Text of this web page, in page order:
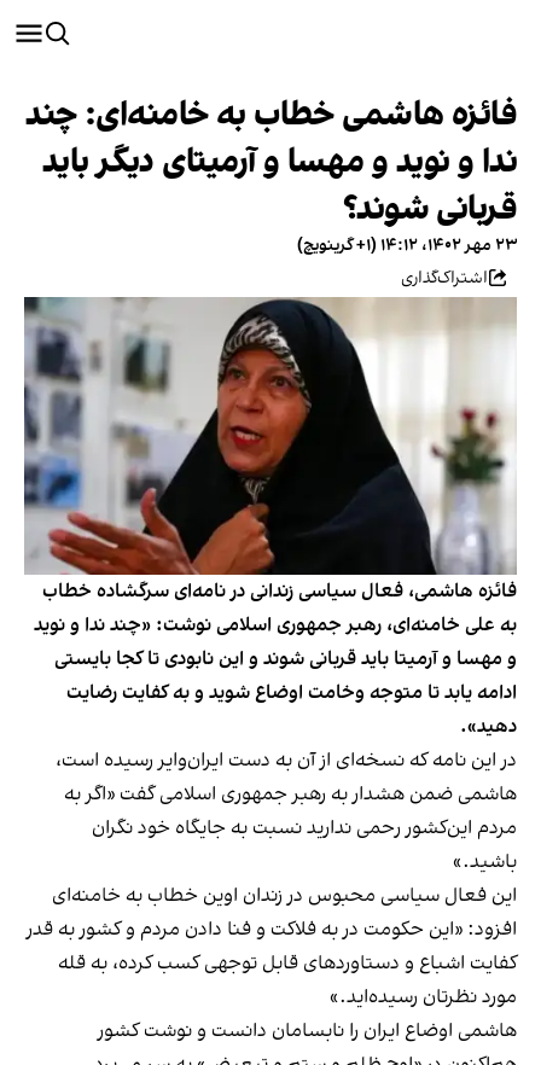
فائزه هاشمی خطاب به خامنه‌ای: چند
ندا و نوید و مهسا و آرمیتای دیگر باید
قربانی شوند؟
۲۳ مهر ۱۴۰۲، ۱۴:۱۲ (‎+۱ گرینویچ)
اشتراک‌گذاری
فائزه هاشمی، فعال سیاسی زندانی در نامه‌ای سرگشاده خطاب
به علی خامنه‌ای، رهبر جمهوری اسلامی نوشت: «چند ندا و نوید
و مهسا و آرمیتا باید قربانی شوند و این نابودی تا کجا بایستی
ادامه یابد تا متوجه وخامت اوضاع شوید و به کفایت رضایت
دهید».
در این نامه که نسخه‌ای از آن به دست ایران‌وایر رسیده است،
هاشمی ضمن هشدار به رهبر جمهوری اسلامی گفت «اگر به
مردم این‌کشور رحمی ندارید نسبت به جایگاه خود نگران
باشید.»
این فعال سیاسی محبوس در زندان اوین خطاب به خامنه‌ای
افزود: «این حکومت در به فلاکت و فنا دادن مردم و کشور به قدر
کفایت اشباع و دستاوردهای قابل توجهی کسب کرده، به قله
مورد نظرتان رسیده‌اید.»
هاشمی اوضاع ایران را نابسامان دانست و نوشت کشور